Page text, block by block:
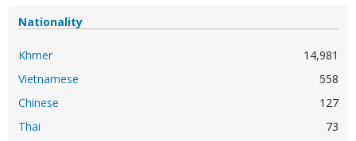
Nationality
Khmer
14,981
Vietnamese
558
Chinese
127
Thai
73